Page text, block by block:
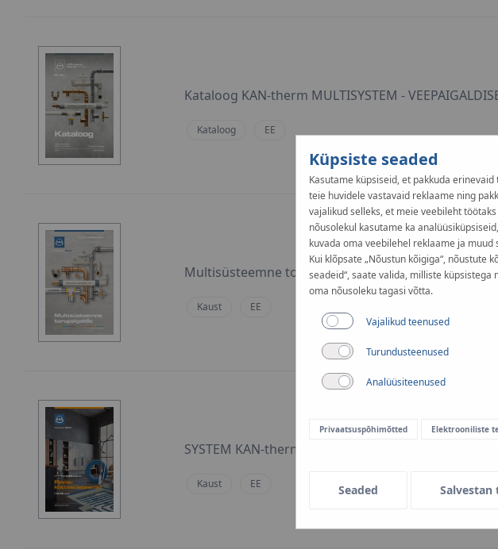
Kataloog KAN-therm MULTISYSTEM -
Kataloog EE
Multisüsteemne torupaigaldis
Kaust EE
SYSTEM KAN-therm Pinna-küttesüsteemid
Kaust EE
Küpsiste seaded
Kasutame küpsiseid, et pakkuda
teie huvidele vastavaid reklaame ning
vajalikud selleks, et meie veebileht
nõusolekul kasutame ka
kuvada oma veebilehel reklaame ja
Kui klõpsate „Nõustun kõigiga“, nõustute
seadeid“, saate valida, milliste
oma nõusoleku tagasi võtta.
Vajalikud teenused
Turundusteenused
Analüüsiteenused
Privaatsuspõhimõtted Elektrooniliste
Seaded Salvestan